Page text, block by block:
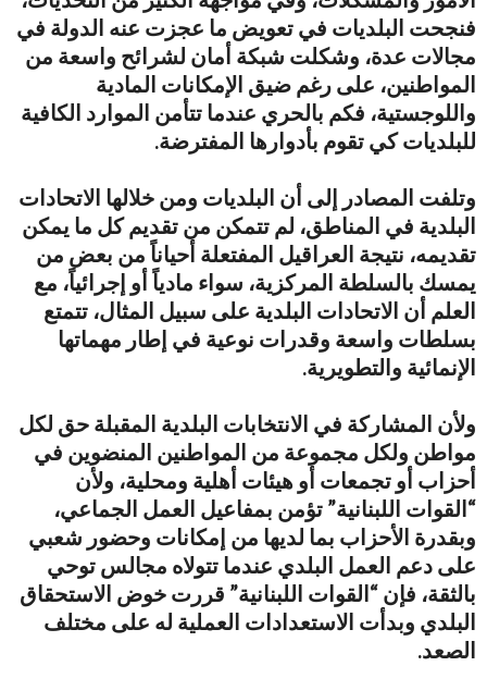
فنجحت البلديات في تعويض ما عجزت عنه الدولة في
مجالات عدة، وشكلت شبكة أمان لشرائح واسعة من
المواطنين، على رغم ضيق الإمكانات المادية
واللوجستية، فكم بالحري عندما تتأمن الموارد الكافية
للبلديات كي تقوم بأدوارها المفترضة.
وتلفت المصادر إلى أن البلديات ومن خلالها الاتحادات
البلدية في المناطق، لم تتمكن من تقديم كل ما يمكن
تقديمه، نتيجة العراقيل المفتعلة أحياناً من بعض من
يمسك بالسلطة المركزية، سواء مادياً أو إجرائياً، مع
العلم أن الاتحادات البلدية على سبيل المثال، تتمتع
بسلطات واسعة وقدرات نوعية في إطار مهماتها
الإنمائية والتطويرية.
ولأن المشاركة في الانتخابات البلدية المقبلة حق لكل
مواطن ولكل مجموعة من المواطنين المنضوين في
أحزاب أو تجمعات أو هيئات أهلية ومحلية، ولأن
“القوات اللبنانية” تؤمن بمفاعيل العمل الجماعي،
وبقدرة الأحزاب بما لديها من إمكانات وحضور شعبي
على دعم العمل البلدي عندما تتولاه مجالس توحي
بالثقة، فإن “القوات اللبنانية” قررت خوض الاستحقاق
البلدي وبدأت الاستعدادات العملية له على مختلف
الصعد.